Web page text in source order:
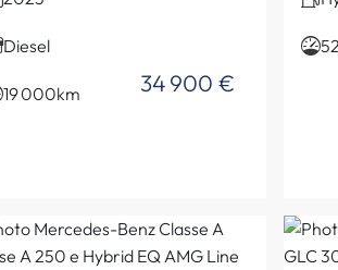
Diesel
19 000km 34 900 €